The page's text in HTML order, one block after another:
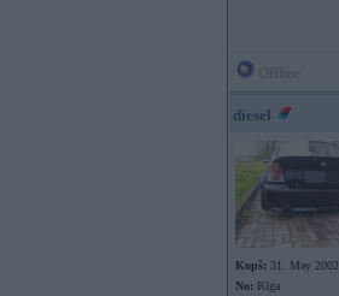
diesel
Kopš: 31. May 2002
No: Rīga